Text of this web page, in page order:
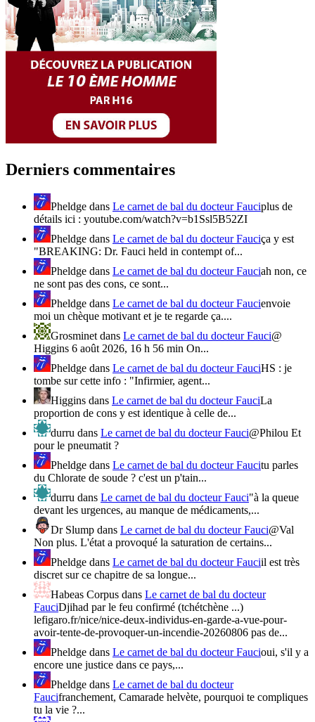
Derniers commentaires
Pheldge dans Le carnet de bal du docteur Fauciplus de
détails ici : youtube.com/watch?v=b1Ssl5B52ZI
Pheldge dans Le carnet de bal du docteur Fauciça y est
"BREAKING: Dr. Fauci held in contempt of...
Pheldge dans Le carnet de bal du docteur Fauciah non, ce
ne sont pas des cons, ce sont...
Pheldge dans Le carnet de bal du docteur Faucienvoie
moi un chèque motivant et je te regarde ça....
Grosminet dans Le carnet de bal du docteur Fauci@
Higgins 6 août 2026, 16 h 56 min On...
Pheldge dans Le carnet de bal du docteur FauciHS : je
tombe sur cette info : "Infirmier, agent...
Higgins dans Le carnet de bal du docteur FauciLa
proportion de cons y est identique à celle de...
durru dans Le carnet de bal du docteur Fauci@Philou Et
pour le pneumatit ?
Pheldge dans Le carnet de bal du docteur Faucitu parles
du Chlorate de soude ? c'est un p'tain...
durru dans Le carnet de bal du docteur Fauci"à la queue
devant les urgences, au manque de médicaments,...
Dr Slump dans Le carnet de bal du docteur Fauci@Val
Non plus. L'état a provoqué la saturation de certains...
Pheldge dans Le carnet de bal du docteur Fauciil est très
discret sur ce chapitre de sa longue...
Habeas Corpus dans Le carnet de bal du docteur
FauciDjihad par le feu confirmé (tchétchène ...)
lefigaro.fr/nice/nice-deux-individus-en-garde-a-vue-pour-
avoir-tente-de-provoquer-un-incendie-20260806 pas de...
Pheldge dans Le carnet de bal du docteur Faucioui, s'il y a
encore une justice dans ce pays,...
Pheldge dans Le carnet de bal du docteur
Faucifranchement, Camarade helvète, pourquoi te compliques
tu la vie ?...